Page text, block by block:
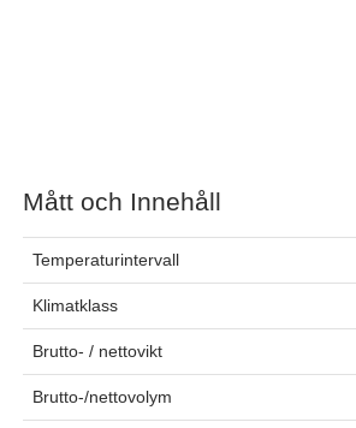
Mått och Innehåll
Temperaturintervall
Klimatklass
Brutto- / nettovikt
Brutto-/nettovolym